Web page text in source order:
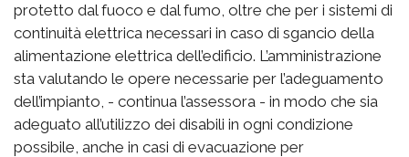
protetto dal fuoco e dal fumo, oltre che per i sistemi di
continuità elettrica necessari in caso di sgancio della
alimentazione elettrica dell’edificio. L’amministrazione
sta valutando le opere necessarie per l’adeguamento
dell’impianto, - continua l’assessora - in modo che sia
adeguato all’utilizzo dei disabili in ogni condizione
possibile, anche in casi di evacuazione per